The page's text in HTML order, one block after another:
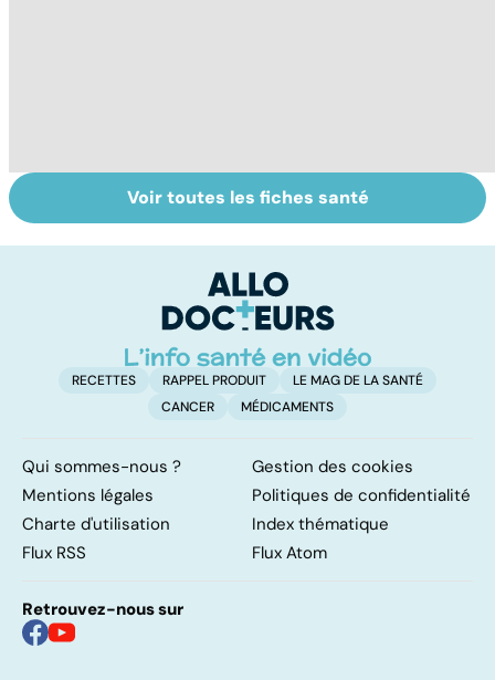
Tout savoir sur
les infections
Inflammation des
amygdales : que
d'angine ?
Voir toutes les fiches santé
RECETTES RAPPEL PRODUIT
LE MAG DE LA SANTÉ
CANCER
MÉDICAMENTS
Qui sommes-nous ?
Gestion des cookies
Mentions légales
Politiques de confidentialité
Charte d'utilisation
Index thématique
Flux RSS
Flux Atom
Retrouvez-nous sur